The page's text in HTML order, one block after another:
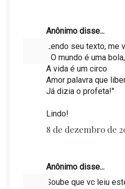
Anônimo disse...
Lendo seu texto, me
" O mundo é uma bola,
A vida é um circo
Amor palavra que
Já dizia o profeta!"
Lindo!
8 de dezembro de
Anônimo disse...
Soube que vc leiu